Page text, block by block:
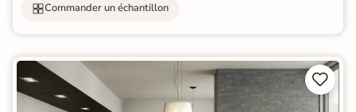
Commander un échantillon

